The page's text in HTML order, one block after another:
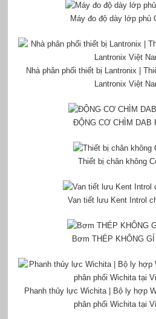
Máy đo độ dày lớp phủ
Nhà phân phối thiết bị Lantronix |
Lantronix Việt
ĐỘNG CƠ CHÌM DAB
Thiết bị chân không
Van tiết lưu Kent Introl
Bơm THÉP KHÔNG
Phanh thủy lực Wichita | Bộ ly hợp
phân phối Wichita tại